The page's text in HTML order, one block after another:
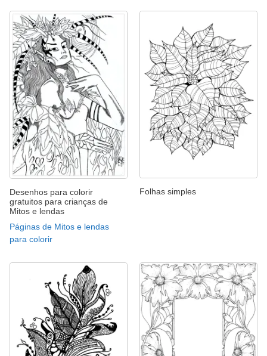
Desenhos para colorir
gratuitos para crianças de
Mitos e lendas
Páginas de Mitos e lendas
para colorir
Folhas simples